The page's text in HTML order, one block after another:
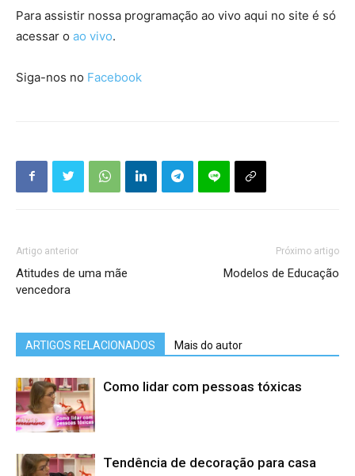
Para assistir nossa programação ao vivo aqui no site é só
acessar o ao vivo.
Siga-nos no Facebook
Artigo anterior
Atitudes de uma mãe
vencedora
Próximo artigo
Modelos de Educação
ARTIGOS RELACIONADOS Mais do autor
Como lidar com pessoas tóxicas
Tendência de decoração para casa